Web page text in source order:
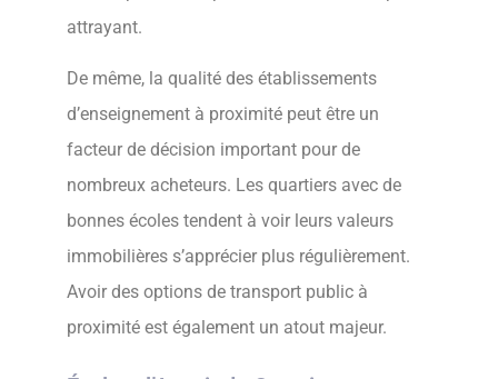
attrayant.
De même, la qualité des établissements
d’enseignement à proximité peut être un
facteur de décision important pour de
nombreux acheteurs. Les quartiers avec de
bonnes écoles tendent à voir leurs valeurs
immobilières s’apprécier plus régulièrement.
Avoir des options de transport public à
proximité est également un atout majeur.